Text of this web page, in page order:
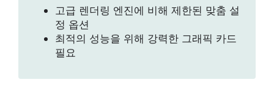
고급 렌더링 엔진에 비해 제한된 맞춤 설
정 옵션
최적의 성능을 위해 강력한 그래픽 카드
필요